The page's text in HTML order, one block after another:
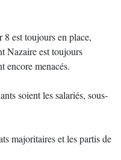
8 est toujours en place,
Nazaire est toujours
encore menacés.
soient les salariés, sous-
majoritaires et les partis de